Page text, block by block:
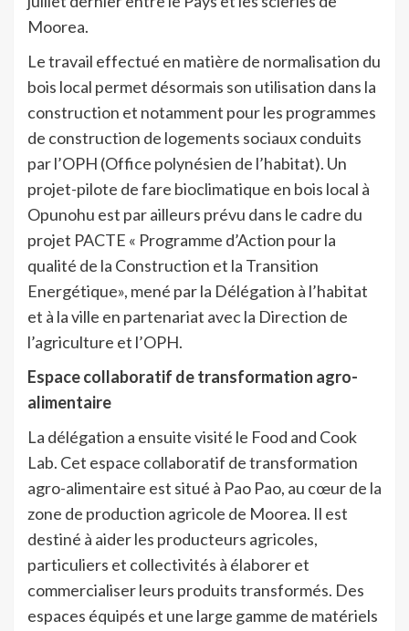
Moorea.
Le travail effectué en matière de normalisation du
bois local permet désormais son utilisation dans la
construction et notamment pour les programmes
de construction de logements sociaux conduits
par l’OPH (Office polynésien de l’habitat). Un
projet-pilote de fare bioclimatique en bois local à
Opunohu est par ailleurs prévu dans le cadre du
projet PACTE « Programme d’Action pour la
qualité de la Construction et la Transition
Energétique», mené par la Délégation à l’habitat
et à la ville en partenariat avec la Direction de
l’agriculture et l’OPH.
Espace collaboratif de transformation agro-
alimentaire
La délégation a ensuite visité le Food and Cook
Lab. Cet espace collaboratif de transformation
agro-alimentaire est situé à Pao Pao, au cœur de la
zone de production agricole de Moorea. Il est
destiné à aider les producteurs agricoles,
particuliers et collectivités à élaborer et
commercialiser leurs produits transformés. Des
espaces équipés et une large gamme de matériels